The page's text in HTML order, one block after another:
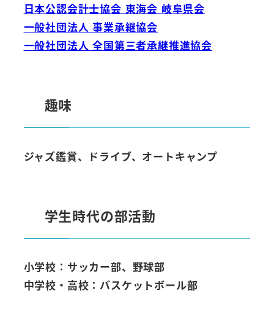
日本公認会計士協会 東海会 岐阜県会
一般社団法人 事業承継協会
一般社団法人 全国第三者承継推進協会
趣味
ジャズ鑑賞、ドライブ、オートキャンプ
学生時代の部活動
小学校：サッカー部、野球部
中学校・高校：バスケットボール部